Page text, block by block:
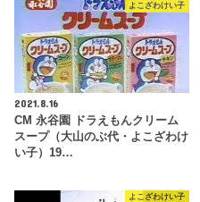
よこざわけい子
2021.8.16
CM 永谷園 ドラえもんクリーム
スープ（大山のぶ代・よこざわけ
い子）19…
よこざわけい子